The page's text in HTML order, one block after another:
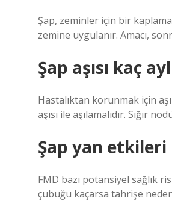
Şap, zeminler için bir
zemine uygulanır. Amacı,
Şap aşısı kaç
Hastalıktan korunmak için
aşısı ile aşılamalıdır. Sığır
Şap yan
FMD bazı potansiyel sağlık
çubuğu kaçarsa tahrişe